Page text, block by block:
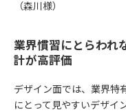
（森川様）
業界慣習にとらわれ
計が高評価
デザイン面では、業界特
にとって見やすいデザイ